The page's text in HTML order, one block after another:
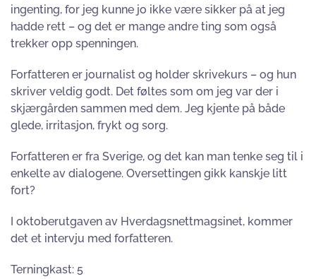
ingenting, for jeg kunne jo ikke være sikker på at jeg
hadde rett – og det er mange andre ting som også
trekker opp spenningen.
Forfatteren er journalist og holder skrivekurs – og hun
skriver veldig godt. Det føltes som om jeg var der i
skjærgården sammen med dem. Jeg kjente på både
glede, irritasjon, frykt og sorg.
Forfatteren er fra Sverige, og det kan man tenke seg til i
enkelte av dialogene. Oversettingen gikk kanskje litt
fort?
I oktoberutgaven av Hverdagsnettmagsinet, kommer
det et intervju med forfatteren.
Terningkast: 5